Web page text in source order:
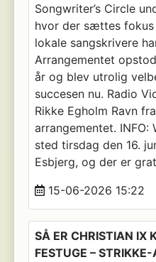
Songwriter’s Circle
hvor der sættes
lokale sangskrivere
Arrangementet
år og blev utrolig
succesen nu. Radio
Rikke Egholm Ravn
arrangementet. INFO:
sted tirsdag den 16.
Esbjerg, og der er
15-06-2026 15:22
SÅ ER CHRISTIAN IX
FESTUGE –